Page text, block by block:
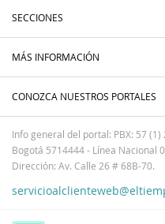
SECCIONES
MÁS INFORMACIÓN
CONOZCA NUESTROS PORTALES
Info general del portal: PBX: 57 (1)
Bogotá 5714444 - Línea Nacional
Dirección: Av. Calle 26 # 68B-70.